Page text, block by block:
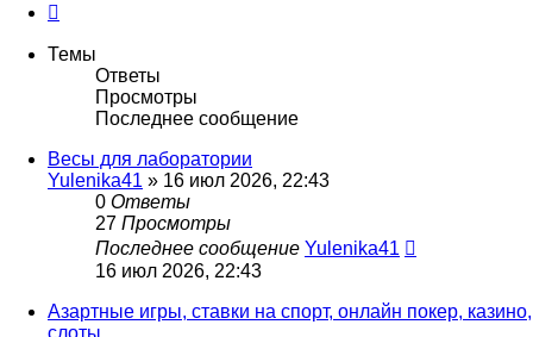
Темы
Ответы
Просмотры
Последнее сообщение
Весы для лаборатории
Yulenika41 » 16 июл 2026, 22:43
0 Ответы
27 Просмотры
Последнее сообщение Yulenika41
16 июл 2026, 22:43
Азартные игры, ставки на спорт, онлайн покер, казино,
слоты